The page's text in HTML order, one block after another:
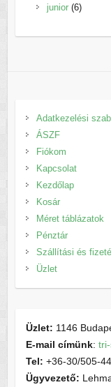
junior 66
Adatkezelési
ÁSZF
Fiókom
Kapcsolat
Kezdőlap
Kosár
Méret táblázatok
Pénztár
Szállítási és
Üzlet
Üzlet: 1146
E-mail címünk:
Tel: +36-30/505-
Ügyvezető: